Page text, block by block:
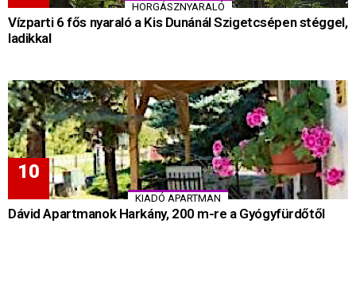
HORGÁSZNYARALÓ
Vízparti 6 fős nyaraló a Kis Dunánál Szigetcsépen stéggel,
ladikkal
KIADÓ APARTMAN
Dávid Apartmanok Harkány, 200 m-re a Gyógyfürdőtől